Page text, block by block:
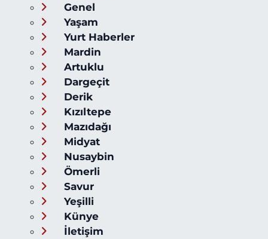
Genel
Yaşam
Yurt Haberler
Mardin
Artuklu
Dargeçit
Derik
Kızıltepe
Mazıdağı
Midyat
Nusaybin
Ömerli
Savur
Yeşilli
Künye
İletişim